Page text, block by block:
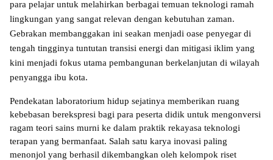
para pelajar untuk melahirkan berbagai temuan teknologi ramah
lingkungan yang sangat relevan dengan kebutuhan zaman.
Gebrakan membanggakan ini seakan menjadi oase penyegar di
tengah tingginya tuntutan transisi energi dan mitigasi iklim yang
kini menjadi fokus utama pembangunan berkelanjutan di wilayah
penyangga ibu kota.
Pendekatan laboratorium hidup sejatinya memberikan ruang
kebebasan berekspresi bagi para peserta didik untuk mengonversi
ragam teori sains murni ke dalam praktik rekayasa teknologi
terapan yang bermanfaat. Salah satu karya inovasi paling
menonjol yang berhasil dikembangkan oleh kelompok riset